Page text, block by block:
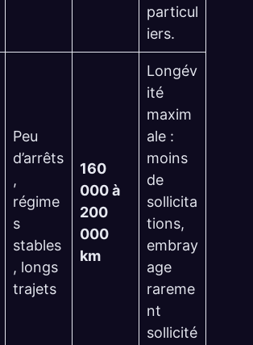
particul
iers.
Peu
d’arrêts
,
régime
s
stables
, longs
trajets
160
000 à
200
000
km
Longév
ité
maxim
ale :
moins
de
sollicita
tions,
embray
age
rareme
nt
sollicité